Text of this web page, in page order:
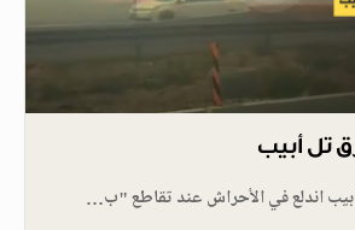
تل أبيب
اندلع في الأحراش عند تقاطع "ب…